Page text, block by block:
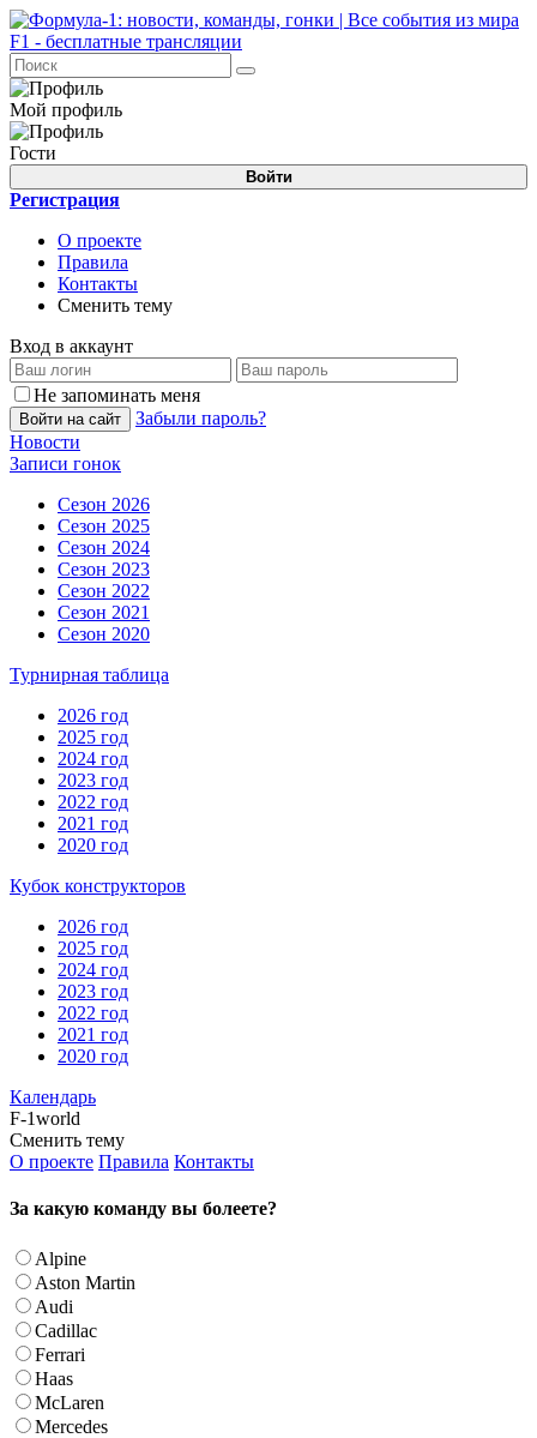
Мой профиль
Гости
Войти
Регистрация
О проекте
Правила
Контакты
Сменить тему
Вход в аккаунт
Не запоминать меня
Войти на сайт
Забыли пароль?
Новости
Записи гонок
Сезон 2026
Сезон 2025
Сезон 2024
Сезон 2023
Сезон 2022
Сезон 2021
Сезон 2020
Турнирная таблица
2026 год
2025 год
2024 год
2023 год
2022 год
2021 год
2020 год
Кубок конструкторов
2026 год
2025 год
2024 год
2023 год
2022 год
2021 год
2020 год
Календарь
F-1world
Сменить тему
О проекте Правила Контакты
За какую команду вы болеете?
Alpine
Aston Martin
Audi
Cadillac
Ferrari
Haas
McLaren
Mercedes